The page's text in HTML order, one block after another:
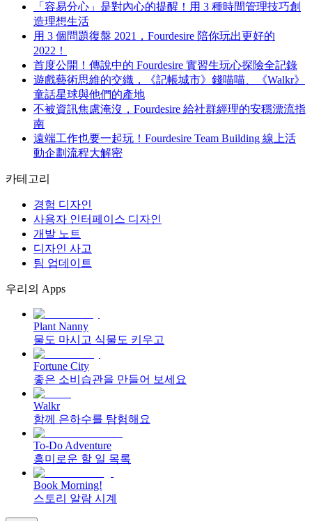
「容易分心」是對內心的提醒！用 3 種時間管理技巧創
造理想生活
用 3 個問題復盤 2021，Fourdesire 陪你玩出更好的
2022！
首度公開！傳說中的 Fourdesire 實習生玩心探險全記錄
遊戲藝術思維的交織，《記帳城市》錢喵喵、《Walkr》
童話星球與他們的產地
不被資訊焦慮淹沒，Fourdesire 給社群經理的安穩漂流指
南
遠端工作也要一起玩！Fourdesire Team Building 線上活
動企劃流程大解密
카테고리
경험 디자인
사용자 인터페이스 디자인
개발 노트
디자인 사고
팀 업데이트
우리의 Apps
Plant Nanny
물도 마시고 식물도 키우고
Fortune City
좋은 소비습관을 만들어 보세요
Walkr
함께 은하수를 탐험해요
To-Do Adventure
흥미로운 할 일 목록
Book Morning!
스토리 알람 시계